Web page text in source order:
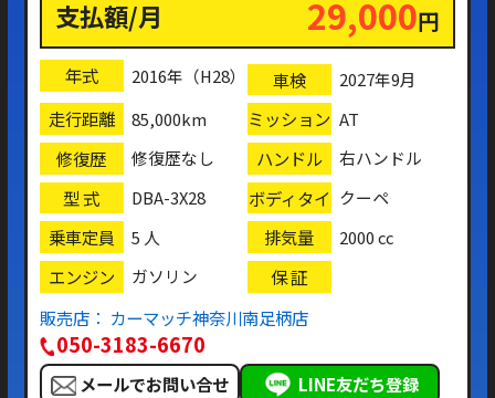
支払額/月 29,000円
年式 2016年（H28） 車検 2027年9月
走行距離 85,000km ミッション AT
修復歴 修復歴なし ハンドル 右ハンドル
型 式 DBA-3X28
ボディタイ
プ
クーペ
乗車定員 5 人 排気量 2000 cc
エンジン ガソリン
保 証
販売店： カーマッチ神奈川南足柄店
050-3183-6670
メールでお問い合せ LINE友だち登録